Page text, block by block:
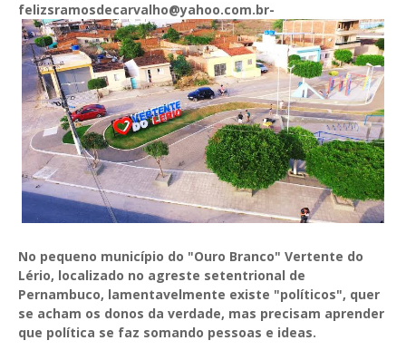
felizsramosdecarvalho@yahoo.com.br-
No pequeno município do "Ouro Branco" Vertente do
Lério, localizado no agreste setentrional de
Pernambuco, lamentavelmente existe "políticos", quer
se acham os donos da verdade, mas precisam aprender
que política se faz somando pessoas e ideas.